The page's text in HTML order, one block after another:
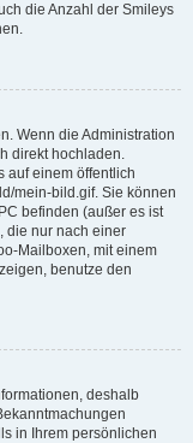
die Anzahl der Smileys
Wenn die Administration
direkt hochladen.
auf einem öffentlich
mein-bild.gif. Sie können
befinden (außer es ist
die nur nach einer
Mailboxen, mit einem
benutze den
deshalb
in Ihrem persönlichen